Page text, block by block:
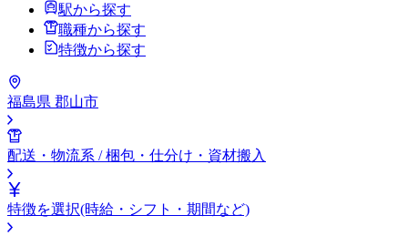
駅から探す
職種から探す
特徴から探す
福島県 郡山市
配送・物流系 / 梱包・仕分け・資材搬入
特徴を選択(時給・シフト・期間など)